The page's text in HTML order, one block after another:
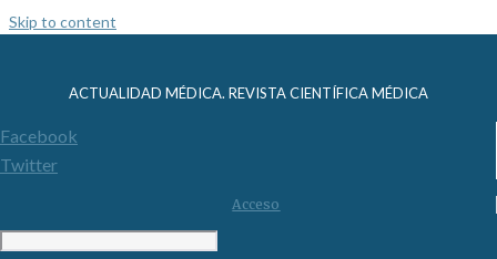
Skip to content
ACTUALIDAD MÉDICA. REVISTA CIENTÍFICA MÉDICA
Facebook
Twitter
Acceso